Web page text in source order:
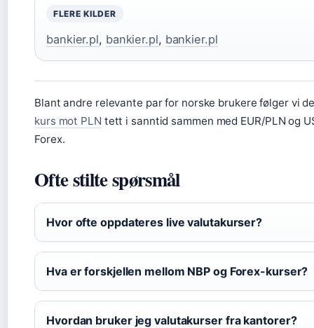
FLERE KILDER
bankier.pl, bankier.pl, bankier.pl
Blant andre relevante par for norske brukere følger vi
kurs mot PLN tett i sanntid sammen med EUR/PLN og
Forex.
Ofte stilte spørsmål
Hvor ofte oppdateres live valutakurser?
Hva er forskjellen mellom NBP og Forex-kurser?
Hvordan bruker jeg valutakurser fra kantorer?